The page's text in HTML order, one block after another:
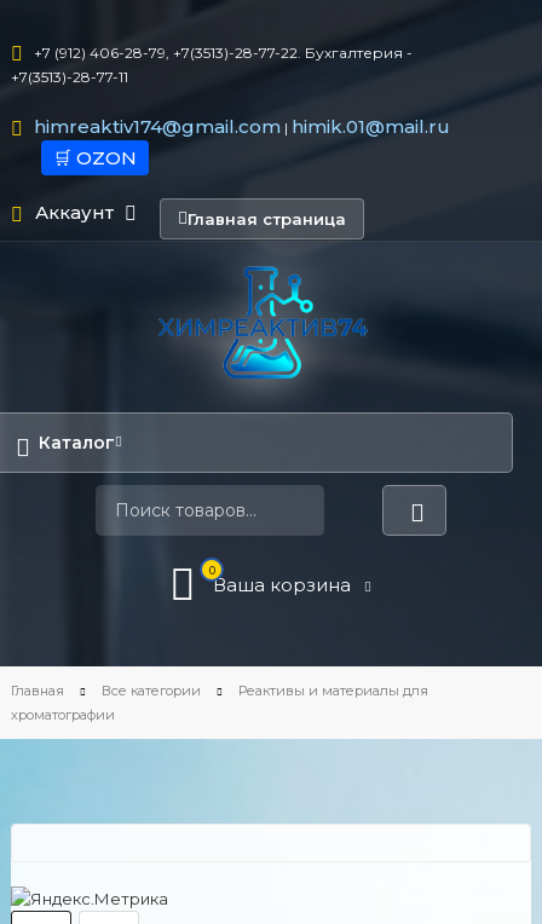
+7 (912) 406-28-79, +7(3513)-28-77-22. Бухгалтерия -
+7(3513)-28-77-11
himreaktiv174@gmail.com| himik.01@mail.ru
🛒 OZON
Аккаунт Главная страница
Каталог
0
Ваша корзина
Главная Все категории
Реактивы и материалы для
хроматографии